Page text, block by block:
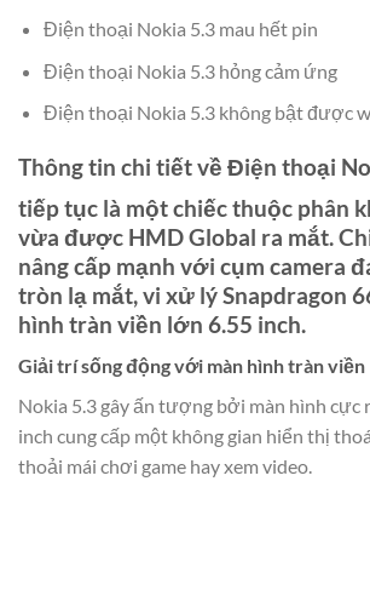
Điện thoại Nokia 5.3 mau hết pin
Điện thoại Nokia 5.3 hỏng cảm ứng
Điện thoại Nokia 5.3 không bật được
Thông tin chi tiết về Điện thoại
tiếp tục là một chiếc thuộc phân
vừa được HMD Global ra mắt.
nâng cấp mạnh với cụm camera
tròn lạ mắt, vi xử lý Snapdragon
hình tràn viền lớn 6.55 inch.
Giải trí sống động với màn hình tràn viền
Nokia 5.3 gây ấn tượng bởi màn hình cực
inch cung cấp một không gian hiển thị
thoải mái chơi game hay xem video.